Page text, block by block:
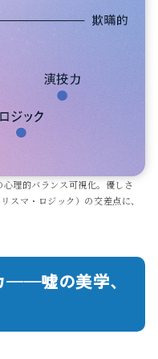
理的バランス可視化。優しさ
スマ・ロジック）の交差点に、
嘘の美学、